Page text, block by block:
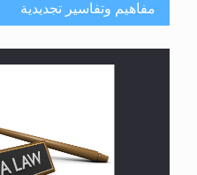
هل تعتبر الأشفار
مفاهيم وتفاسير تجديدية